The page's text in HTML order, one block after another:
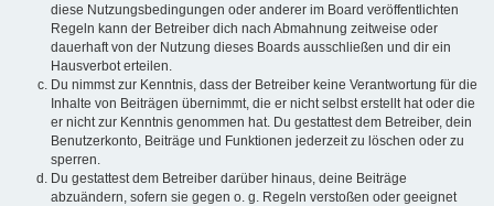
diese Nutzungsbedingungen oder anderer im Board veröffentlichten
Regeln kann der Betreiber dich nach Abmahnung zeitweise oder
dauerhaft von der Nutzung dieses Boards ausschließen und dir ein
Hausverbot erteilen.
Du nimmst zur Kenntnis, dass der Betreiber keine Verantwortung für die
Inhalte von Beiträgen übernimmt, die er nicht selbst erstellt hat oder die
er nicht zur Kenntnis genommen hat. Du gestattest dem Betreiber, dein
Benutzerkonto, Beiträge und Funktionen jederzeit zu löschen oder zu
sperren.
Du gestattest dem Betreiber darüber hinaus, deine Beiträge
abzuändern, sofern sie gegen o. g. Regeln verstoßen oder geeignet